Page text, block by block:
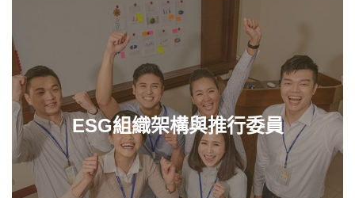
ESG組織架構與推行委員